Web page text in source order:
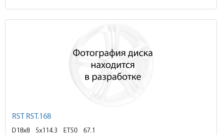
RST RST.168
D18x8 5x114.3 ET50
67.1